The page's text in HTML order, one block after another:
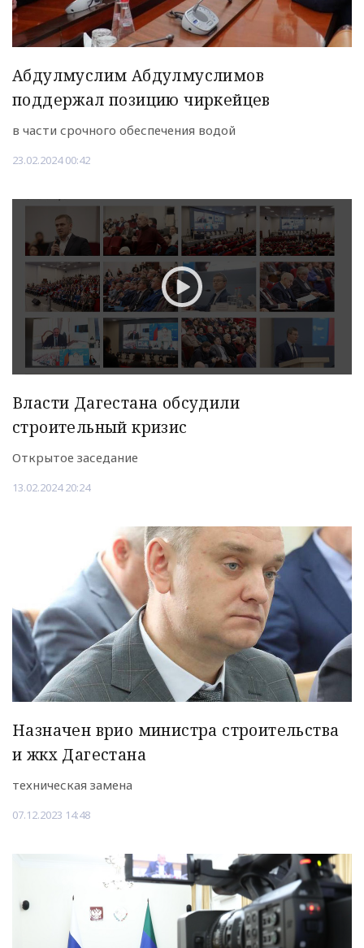
Абдулмуслим Абдулмуслимов
поддержал позицию чиркейцев
в части срочного обеспечения водой
23.02.2024 00:42
Власти Дагестана обсудили
строительный кризис
Открытое заседание
13.02.2024 20:24
Назначен врио министра строительства
и жкх Дагестана
техническая замена
07.12.2023 14:48